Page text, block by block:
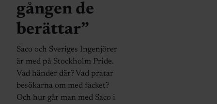
gången de
berättar”
Saco och Sveriges Ingenjörer
är med på Stockholm Pride.
Vad händer där? Vad pratar
besökarna om med facket?
Och hur går man med Saco i